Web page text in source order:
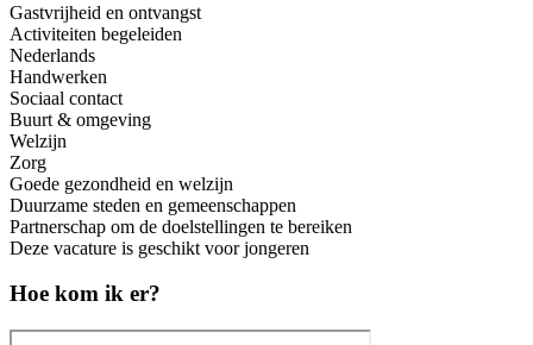
Gastvrijheid en ontvangst
Activiteiten begeleiden
Nederlands
Handwerken
Sociaal contact
Buurt & omgeving
Welzijn
Zorg
Goede gezondheid en welzijn
Duurzame steden en gemeenschappen
Partnerschap om de doelstellingen te bereiken
Deze vacature is geschikt voor jongeren
Hoe kom ik er?